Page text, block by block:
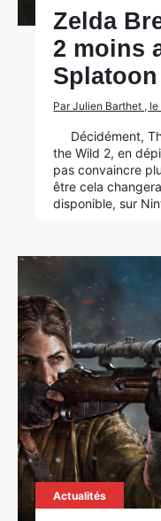
Zelda
2 moins
Par Julien Barthet ,
Décidément,
the Wild 2, en
pas convaincre
être cela
disponible, sur
Actualités